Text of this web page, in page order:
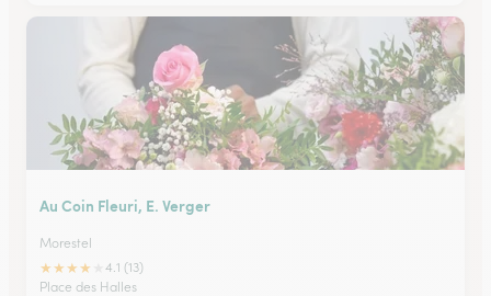
Au Coin Fleuri, E. Verger
Morestel
★★★★
4.1 (13)
Place des Halles